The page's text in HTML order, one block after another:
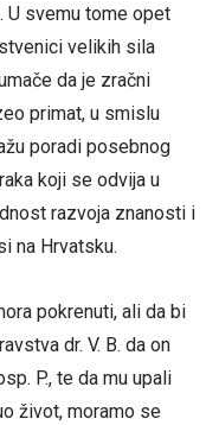
U svemu tome opet
velikih sila
da je zračni
primat, u smislu
poradi posebnog
koji se odvija u
razvoja znanosti i
na Hrvatsku.
pokrenuti, ali da bi
dr. V. B. da on
P., te da mu upali
život, moramo se